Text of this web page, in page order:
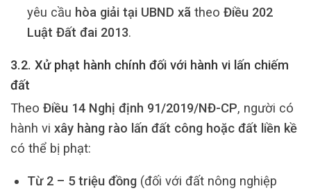
yêu cầu hòa giải tại UBND xã theo Điều 202
Luật Đất đai 2013.
3.2. Xử phạt hành chính đối với hành vi lấn chiếm
đất
Theo Điều 14 Nghị định 91/2019/NĐ-CP, người có
hành vi xây hàng rào lấn đất công hoặc đất liền kề
có thể bị phạt:
Từ 2 – 5 triệu đồng(đối với đất nông nghiệp